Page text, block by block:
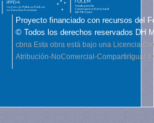
Proyecto financiado con recursos del
© Todos los derechos reservados DH
cbna Esta obra está bajo una Licencia
Atribución-NoComercial-CompartirIgual